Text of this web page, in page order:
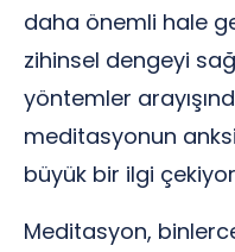
daha önemli hale
zihinsel dengeyi
yöntemler
meditasyonun
büyük bir ilgi
Meditasyon,